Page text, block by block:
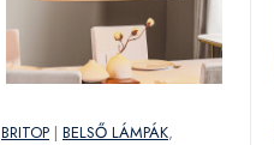
BRITOP | BELSŐ LÁMPÁK,